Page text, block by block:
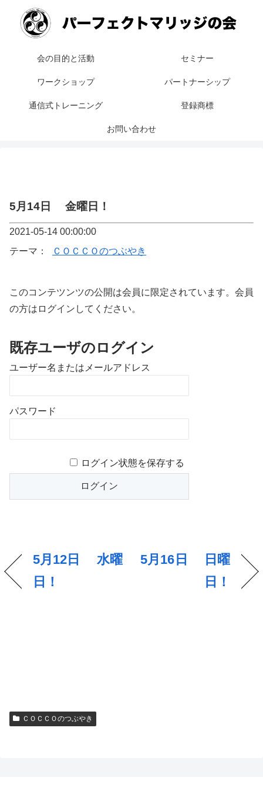
会の目的と活動 セミナー
ワークショップ パートナーシップ
通信式トレーニング 登録商標
お問い合わせ
5月14日 金曜日！
2021-05-14 00:00:00
テーマ：
ＣＯＣＣＯのつぶやき
このコンテツンツの公開は会員に限定されています。会員
の方はログインしてください。
既存ユーザのログイン
ユーザー名またはメールアドレス
パスワード
ログイン状態を保存する
5月12日 水曜
日！
5月16日 日曜
日！
ＣＯＣＣＯのつぶやき